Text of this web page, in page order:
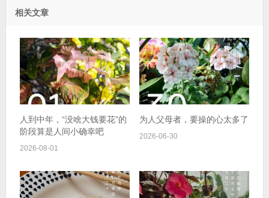
相关文章
人到中年，“没啥大钱要花”的
阶段算是人间小确幸吧
2026-08-01
为人父母者，要操的心太多了
2026-06-30